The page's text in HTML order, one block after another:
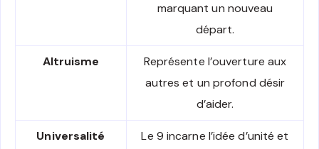
marquant un nouveau
départ.
Altruisme
Représente l’ouverture aux
autres et un profond désir
d’aider.
Universalité
Le 9 incarne l’idée d’unité et